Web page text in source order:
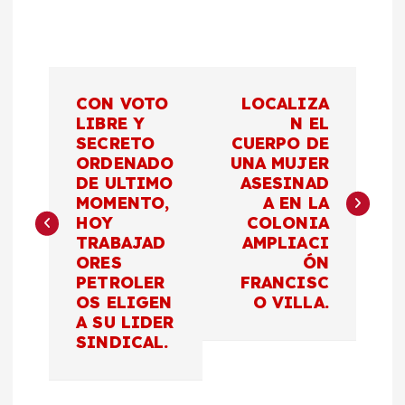
e
CON VOTO
LIBRE Y
SECRETO
ORDENADO
DE ULTIMO
MOMENTO,
HOY
TRABAJAD
ORES
PETROLER
OS ELIGEN
A SU LIDER
SINDICAL.
LOCALIZA
N EL
CUERPO DE
UNA MUJER
ASESINAD
A EN LA
COLONIA
AMPLIACI
ÓN
FRANCISC
O VILLA.